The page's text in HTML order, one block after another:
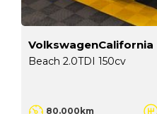
VolkswagenCalifornia
Beach 2.0TDI 150cv
80.000km